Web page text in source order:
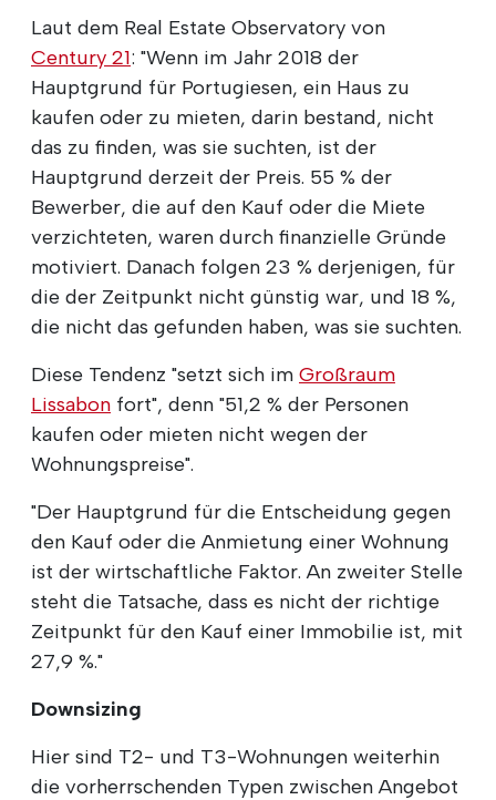
Laut dem Real Estate Observatory von
Century 21: "Wenn im Jahr 2018 der
Hauptgrund für Portugiesen, ein Haus zu
kaufen oder zu mieten, darin bestand, nicht
das zu finden, was sie suchten, ist der
Hauptgrund derzeit der Preis. 55 % der
Bewerber, die auf den Kauf oder die Miete
verzichteten, waren durch finanzielle Gründe
motiviert. Danach folgen 23 % derjenigen, für
die der Zeitpunkt nicht günstig war, und 18 %,
die nicht das gefunden haben, was sie suchten.
Diese Tendenz "setzt sich im Großraum
Lissabon fort", denn "51,2 % der Personen
kaufen oder mieten nicht wegen der
Wohnungspreise".
"Der Hauptgrund für die Entscheidung gegen
den Kauf oder die Anmietung einer Wohnung
ist der wirtschaftliche Faktor. An zweiter Stelle
steht die Tatsache, dass es nicht der richtige
Zeitpunkt für den Kauf einer Immobilie ist, mit
27,9 %."
Downsizing
Hier sind T2- und T3-Wohnungen weiterhin
die vorherrschenden Typen zwischen Angebot